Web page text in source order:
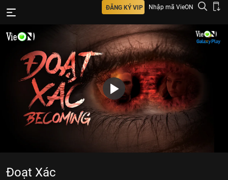
ĐĂNG KÝ VIP Nhập mã VieON
Đoạt Xác